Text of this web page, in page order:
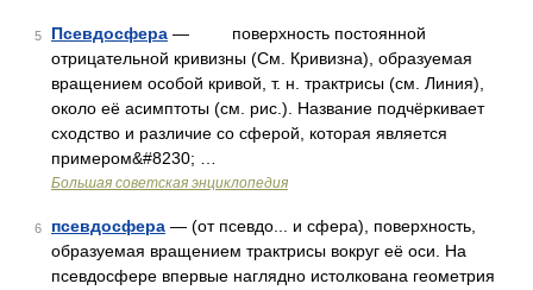
5 Псевдосфера — поверхность постоянной
отрицательной кривизны (См. Кривизна), образуемая
вращением особой кривой, т. н. трактрисы (см. Линия),
около её асимптоты (см. рис.). Название подчёркивает
сходство и различие со сферой, которая является
примером&#8230; …
Большая советская энциклопедия
6 псевдосфера — (от псевдо... и сфера), поверхность,
образуемая вращением трактрисы вокруг её оси. На
псевдосфере впервые наглядно истолкована геометрия